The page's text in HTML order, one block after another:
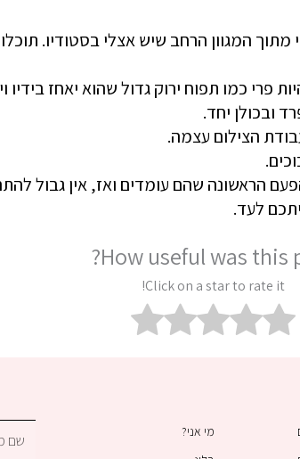
המגוון הרחב שיש אצלי בסטודיו. תוכלו
פרי כמו תפוח ירוק גדול שהוא יאחז בידיו
ובכולן יחד.
הצילום עצמה.
הראשונה שהם עומדים ואז, אין גבול
לעד.
How useful was this
Click on a star to rate it!
מי אני?